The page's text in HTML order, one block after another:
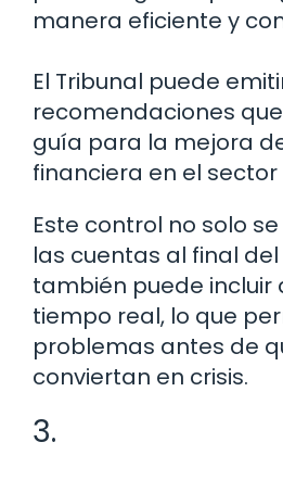
manera eficiente y
El Tribunal puede
recomendaciones
guía para la mejora
financiera en el sector
Este control no solo
las cuentas al final
también puede incluir
tiempo real, lo que
problemas antes de
conviertan en crisis.
3.